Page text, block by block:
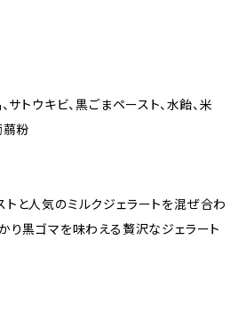
トウキビ、黒ごまペースト、水飴、米
蒻粉
と人気のミルクジェラートを混ぜ合わ
り黒ゴマを味わえる贅沢なジェラート